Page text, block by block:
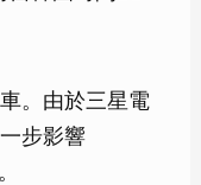
。由於三星電
步影響